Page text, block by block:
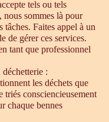
tels ou tels
sommes là pour
Faites appel à un
de gérer ces services.
tant que professionnel
:
les déchets que
triés consciencieusement
chaque bennes